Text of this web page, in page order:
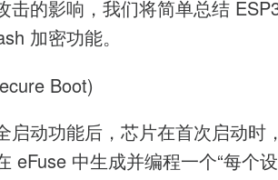
击的影响，我们将简单总结
加密功能。
Boot)
启动功能后，芯片在首次启动时
eFuse 中生成并编程一个“每个